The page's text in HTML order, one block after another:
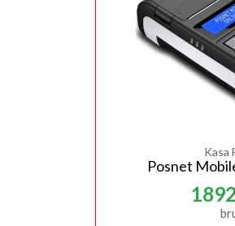
Kasa
Posnet